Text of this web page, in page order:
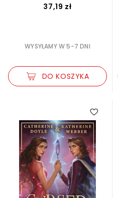
37,19 zł
WYSYŁAMY W 5-7 DNI
DO KOSZYKA